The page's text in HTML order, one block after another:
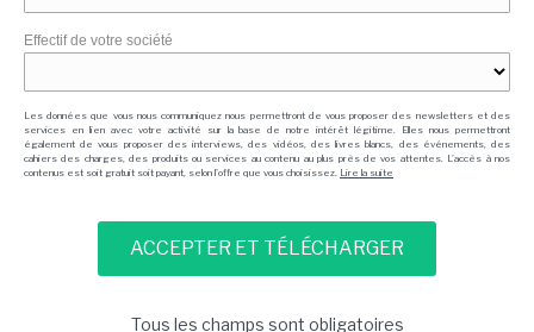
Effectif de votre société
Les données que vous nous communiquez nous permettront de vous proposer des newsletters et des
services en lien avec votre activité sur la base de notre intérêt légitime. Elles nous permettront
également de vous proposer des interviews, des vidéos, des livres blancs, des événements, des
cahiers des charges, des produits ou services au contenu au plus près de vos attentes. L'accès à nos
contenus est soit gratuit soit payant, selon l'offre que vous choisissez. Lire la suite
Tous les champs sont obligatoires